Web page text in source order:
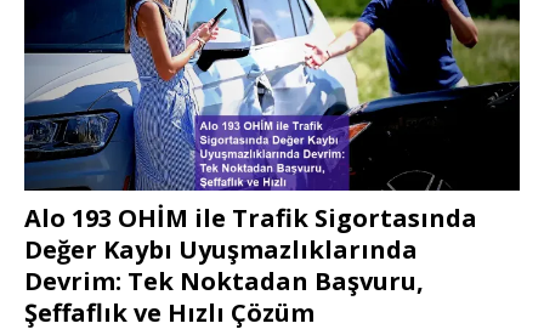
Alo 193 OHİM ile Trafik Sigortasında
Değer Kaybı Uyuşmazlıklarında
Devrim: Tek Noktadan Başvuru,
Şeffaflık ve Hızlı Çözüm